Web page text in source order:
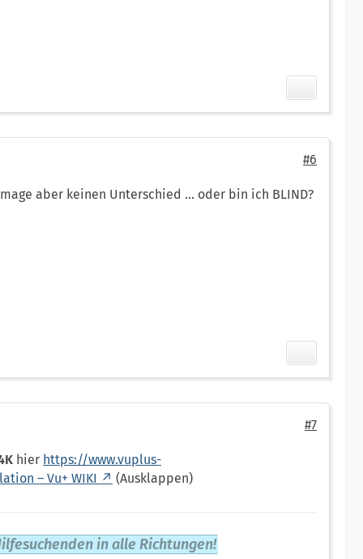
#6
aber keinen Unterschied ... oder bin ich BLIND?
#7
hier https://www.vuplus-
– Vu+ WIKI
(Ausklappen)
in alle Richtungen!